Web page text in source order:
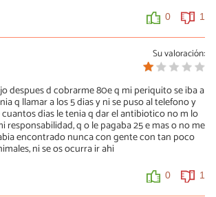
0 1
Su valoración:
despues d cobrarme 80e q mi periquito se iba a
q llamar a los 5 dias y ni se puso al telefono y
dias le tenia q dar el antibiotico no m lo
responsabilidad, q o le pagaba 25 e mas o no me
encontrado nunca con gente con tan poco
ni se os ocurra ir ahi
0 1